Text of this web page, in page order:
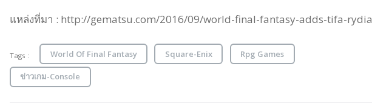
แหล่งที่มา : http://gematsu.com/2016/09/world-final-fantasy-adds-tifa-rydia
Tags : World Of Final Fantasy Square-Enix Rpg Games
ข่าวเกม-Console